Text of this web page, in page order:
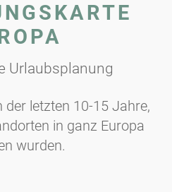
Urlaubsplanung
der letzten 10-15 Jahre,
in ganz Europa
wurden.